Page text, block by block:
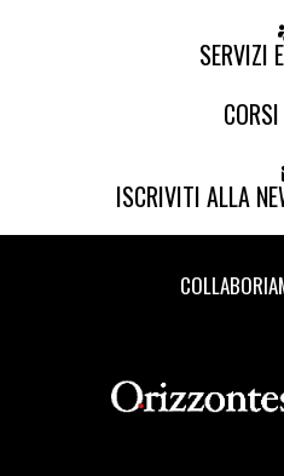
SERVIZI
ISCRIVITI ALLA